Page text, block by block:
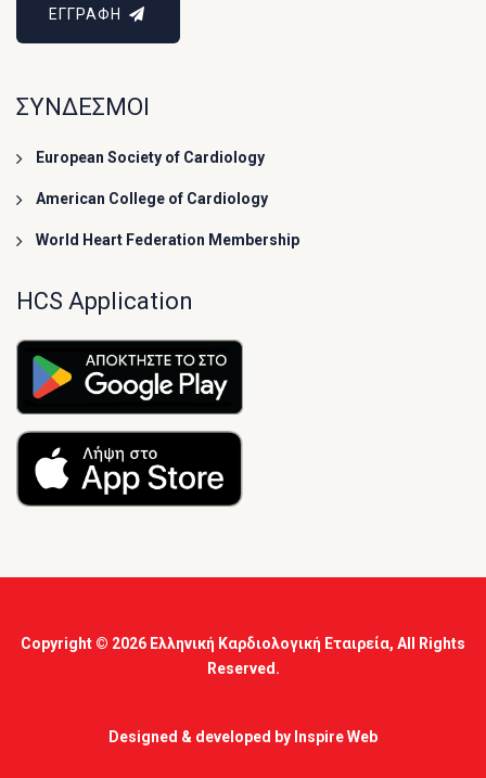
ΕΓΓΡΑΦΗ
ΣΥΝΔΕΣΜΟΙ
European Society of Cardiology
American College of Cardiology
World Heart Federation Membership
HCS Application
Copyright © 2026 Ελληνική Καρδιολογική Εταιρεία, All Rights
Reserved.
Designed & developed by Inspire Web